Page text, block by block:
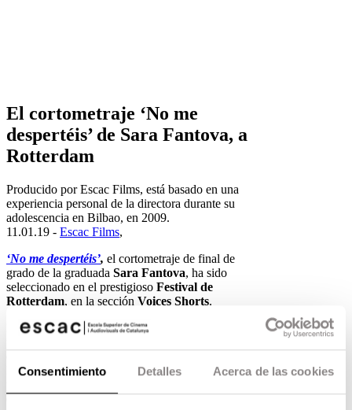
Consentimiento Detalles Acerca de las cookies
El cortometraje ‘No me
despertéis’ de Sara Fantova, a
Rotterdam
Producido por Escac Films, está basado en una
experiencia personal de la directora durante su
adolescencia en Bilbao, en 2009.
11.01.19 - Escac Films,
‘No me despertéis’, el cortometraje de final de
grado de la graduada Sara Fantova, ha sido
seleccionado en el prestigioso Festival de
Rotterdam, en la sección Voices Shorts.
El cortometraje, basado en una experiencia
Films y rodado con un equipo técnico integrado
elFestival de Valladolid(Sección Oficial), en